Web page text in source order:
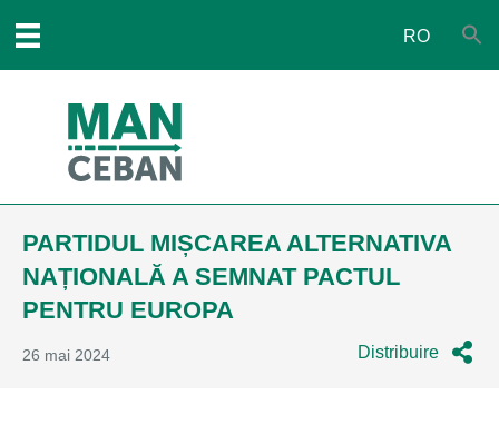
RO
PARTIDUL MIȘCAREA ALTERNATIVA
NAȚIONALĂ A SEMNAT PACTUL
PENTRU EUROPA
26 mai 2024 Distribuire